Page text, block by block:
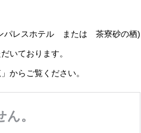
パレスホテル または 茶寮砂の栖)
いております。
からご覧ください。